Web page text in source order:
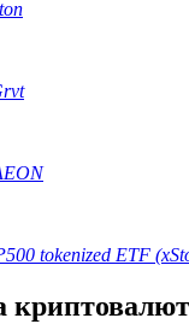
для начинающих по
tokenized ETF